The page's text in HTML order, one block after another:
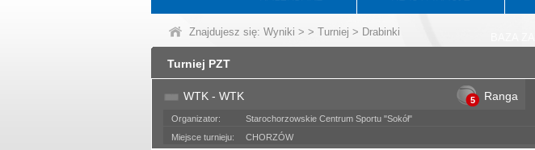
Znajdujesz się: Wyniki > > Turniej > Drabinki
Turniej PZT
WTK - WTK 5 Ranga
Organizator:
Starochorzowskie Centrum Sportu "Sokół"
Miejsce turnieju:
CHORZÓW